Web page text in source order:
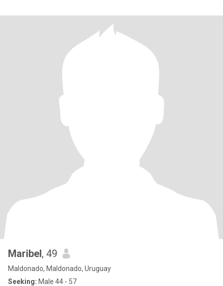
Maribel, 49
Maldonado, Maldonado, Uruguay
Seeking: Male 44 - 57